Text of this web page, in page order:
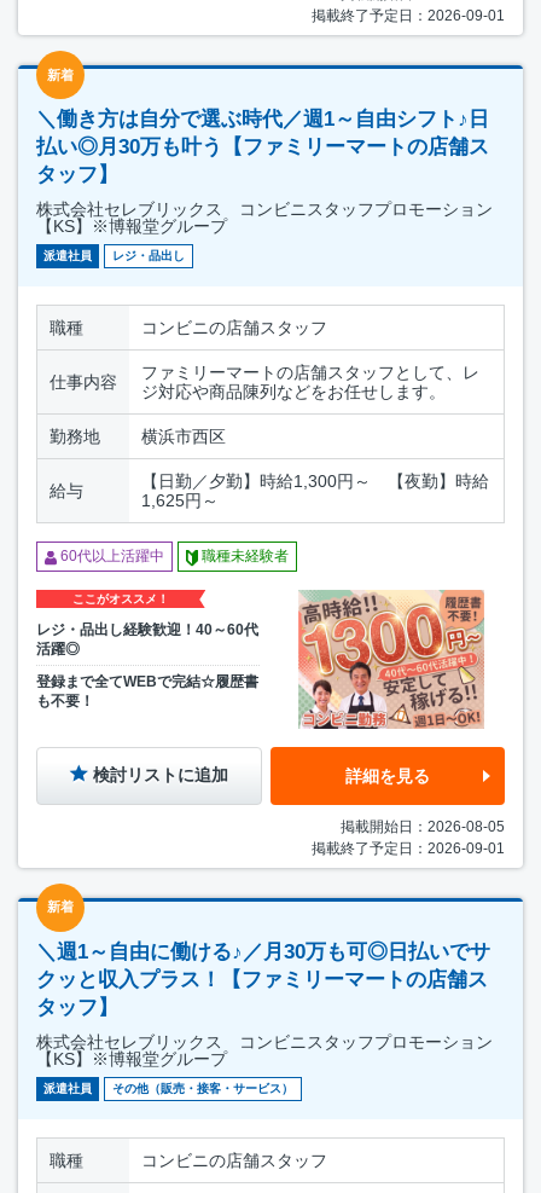
掲載終了予定日：2026-09-01
新着
＼働き方は自分で選ぶ時代／週1～自由シフト♪日
払い◎月30万も叶う【ファミリーマートの店舗ス
タッフ】
株式会社セレブリックス コンビニスタッフプロモーション
【KS】※博報堂グループ
派遣社員 レジ・品出し
職種 コンビニの店舗スタッフ
仕事内容
ファミリーマートの店舗スタッフとして、レ
ジ対応や商品陳列などをお任せします。
勤務地 横浜市西区
給与
【日勤／夕勤】時給1,300円～ 【夜勤】時給
1,625円～
60代以上活躍中 職種未経験者
ここがオススメ！
レジ・品出し経験歓迎！40～60代
活躍◎
登録まで全てWEBで完結☆履歴書
も不要！
検討リストに追加 詳細を見る
掲載開始日：2026-08-05
掲載終了予定日：2026-09-01
新着
＼週1～自由に働ける♪／月30万も可◎日払いでサ
クッと収入プラス！【ファミリーマートの店舗ス
タッフ】
株式会社セレブリックス コンビニスタッフプロモーション
【KS】※博報堂グループ
派遣社員 その他（販売・接客・サービス）
職種 コンビニの店舗スタッフ